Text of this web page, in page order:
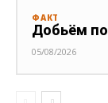
ФАКТ
Добьём
05/08/2026